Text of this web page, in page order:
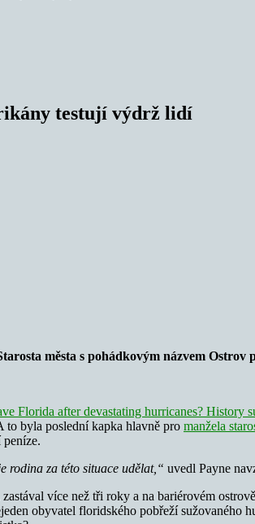
testují výdrž lidí
města s pohádkovým názvem
Florida after devastating hurricanes? History
byla poslední kapka hlavně pro manžela
rodina za této situace udělat,“ uvedl Payne
více než tři roky a na bariérovém
obyvatel floridského pobřeží